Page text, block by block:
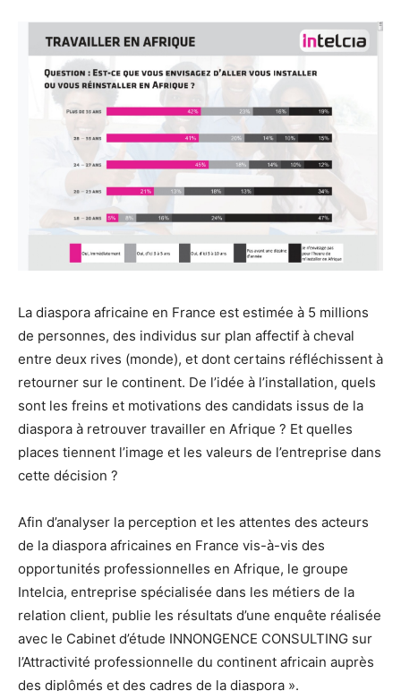
La diaspora africaine en France est estimée à 5 millions
de personnes, des individus sur plan affectif à cheval
entre deux rives (monde), et dont certains réfléchissent à
retourner sur le continent. De l’idée à l’installation, quels
sont les freins et motivations des candidats issus de la
diaspora à retrouver travailler en Afrique ? Et quelles
places tiennent l’image et les valeurs de l’entreprise dans
cette décision ?
Afin d’analyser la perception et les attentes des acteurs
de la diaspora africaines en France vis-à-vis des
opportunités professionnelles en Afrique, le groupe
Intelcia, entreprise spécialisée dans les métiers de la
relation client, publie les résultats d’une enquête réalisée
avec le Cabinet d’étude INNONGENCE CONSULTING sur
l’Attractivité professionnelle du continent africain auprès
des diplômés et des cadres de la diaspora ».